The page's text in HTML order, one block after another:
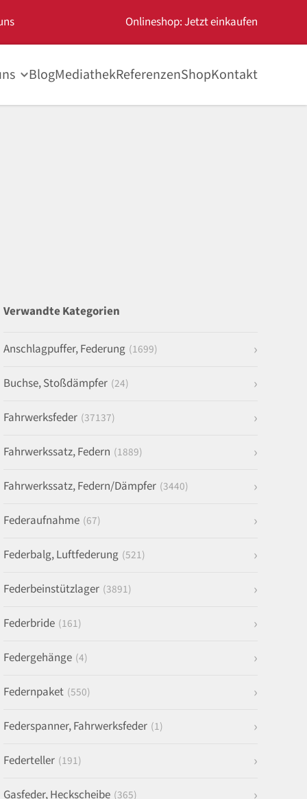
Onlineshop: Jetzt einkaufen
BlogMediathekReferenzenShopKontakt
Verwandte Kategorien
Anschlagpuffer, Federung (1699)
Buchse, Stoßdämpfer (24)
Fahrwerksfeder (37137)
Fahrwerkssatz, Federn (1889)
Fahrwerkssatz, Federn/Dämpfer (3440)
Federaufnahme (67)
Federbalg, Luftfederung (521)
Federbeinstützlager (3891)
Federbride (161)
Federgehänge (4)
Federnpaket (550)
Federspanner, Fahrwerksfeder (1)
Federteller (191)
Gasfeder, Heckscheibe (365)